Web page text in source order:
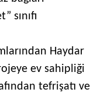
sınıfı
Haydar
ev sahipliği
tefrişatı ve